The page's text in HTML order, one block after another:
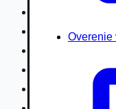
Overenie
Hydraulické
Špeciály/
Návesy/